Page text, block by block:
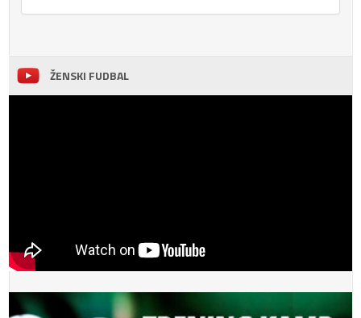
ŽENSKI FUDBAL